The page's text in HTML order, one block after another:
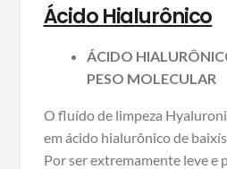
Ácido Hialurônico
ÁCIDO
PESO MOLECULAR
O fluído de limpeza
em ácido hialurônico de
Por ser extremamente leve e